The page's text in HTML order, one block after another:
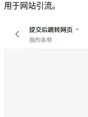
用于网站引流。